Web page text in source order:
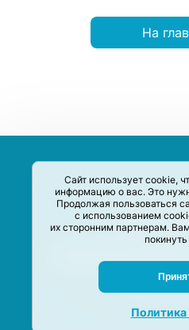
Сайт использует cookie,
информацию о вас. Это
Продолжая пользоваться
с использованием
их сторонним партнерам.
покинуть
На
систематизации акций и
Задать
© M-Social